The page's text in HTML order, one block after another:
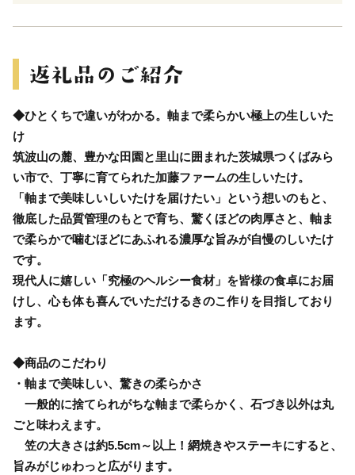
◆ひとくちで違いがわかる。軸まで柔らかい極上の生しいた
け
筑波山の麓、豊かな田園と里山に囲まれた茨城県つくばみら
い市で、丁寧に育てられた加藤ファームの生しいたけ。
「軸まで美味しいしいたけを届けたい」という想いのもと、
徹底した品質管理のもとで育ち、驚くほどの肉厚さと、軸ま
で柔らかで噛むほどにあふれる濃厚な旨みが自慢のしいたけ
です。
現代人に嬉しい「究極のヘルシー食材」を皆様の食卓にお届
けし、心も体も喜んでいただけるきのこ作りを目指しており
ます。
◆商品のこだわり
・軸まで美味しい、驚きの柔らかさ
一般的に捨てられがちな軸まで柔らかく、石づき以外は丸
ごと味わえます。
笠の大きさは約5.5cm～以上！網焼きやステーキにすると、
旨みがじゅわっと広がります。